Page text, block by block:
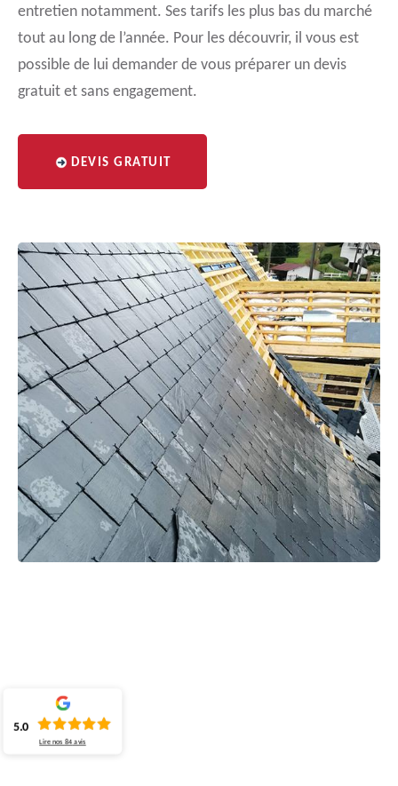
entretien notamment. Ses tarifs les plus bas du marché
tout au long de l’année. Pour les découvrir, il vous est
possible de lui demander de vous préparer un devis
gratuit et sans engagement.
DEVIS GRATUIT
5.0
Lire nos84 avis